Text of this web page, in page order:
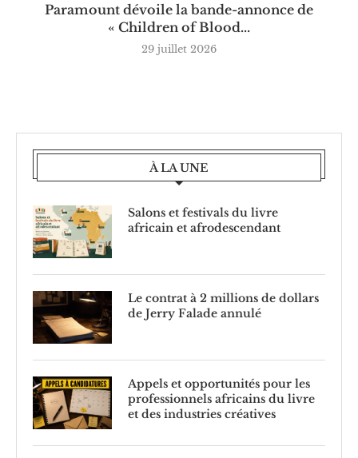
Paramount dévoile la bande-annonce de
« Children of Blood...
29 juillet 2026
À LA UNE
Salons et festivals du livre
africain et afrodescendant
Le contrat à 2 millions de dollars
de Jerry Falade annulé
Appels et opportunités pour les
professionnels africains du livre
et des industries créatives